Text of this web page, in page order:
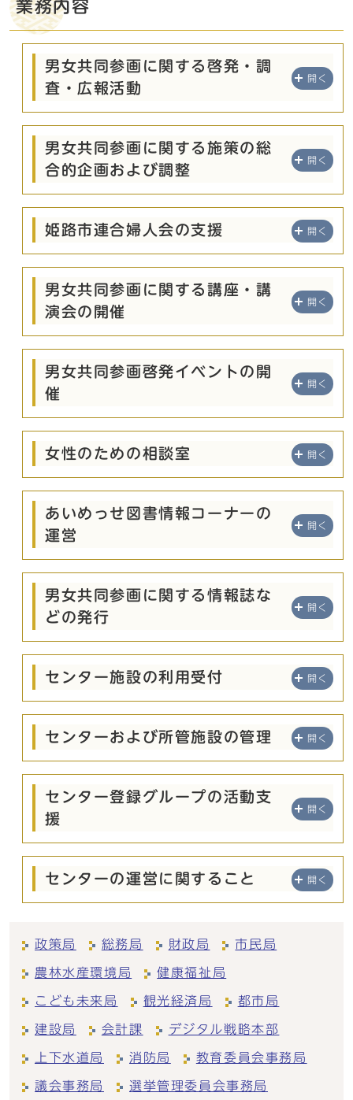
業務内容
男女共同参画に関する啓発・調
査・広報活動
開く
男女共同参画に関する施策の総
合的企画および調整
開く
姫路市連合婦人会の支援 開く
男女共同参画に関する講座・講
演会の開催
開く
男女共同参画啓発イベントの開
催
開く
女性のための相談室 開く
あいめっせ図書情報コーナーの
運営
開く
男女共同参画に関する情報誌な
どの発行
開く
センター施設の利用受付 開く
センターおよび所管施設の管理 開く
センター登録グループの活動支
援
開く
センターの運営に関すること 開く
政策局 総務局 財政局 市民局
農林水産環境局 健康福祉局
こども未来局 観光経済局 都市局
建設局 会計課 デジタル戦略本部
上下水道局 消防局 教育委員会事務局
議会事務局 選挙管理委員会事務局